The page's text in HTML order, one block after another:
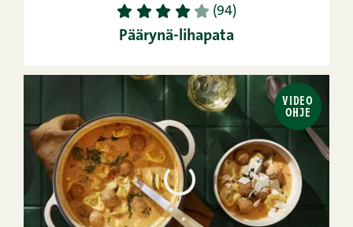
1 2 3 4 5 (94)
Päärynä-lihapata
VIDEO
OHJE